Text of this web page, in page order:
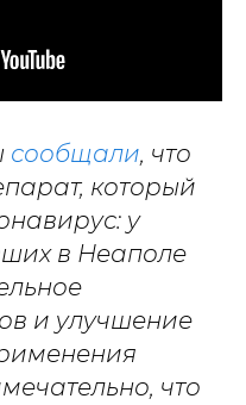
сообщали, что
который
у
в Неаполе
и улучшение
что